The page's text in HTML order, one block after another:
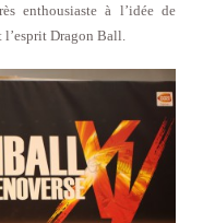
enthousiaste à l’idée de
Dragon Ball.